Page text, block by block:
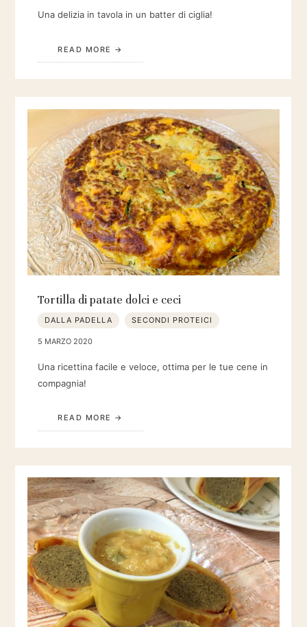
Una delizia in tavola in un batter di ciglia!
READ MORE
Tortilla di patate dolci e ceci
DALLA PADELLA SECONDI PROTEICI
5 MARZO 2020
Una ricettina facile e veloce, ottima per le tue cene in
compagnia!
READ MORE